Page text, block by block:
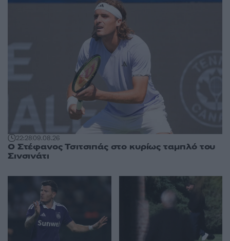
22:2809.08.26
Ο Στέφανος Τσιτσιπάς στο κυρίως ταμπλό του
Σινσινάτι